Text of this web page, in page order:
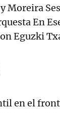
Moreira
En
Eguzki
en el